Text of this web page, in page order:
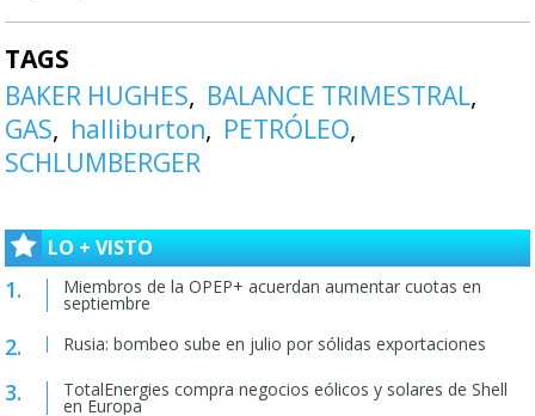
TAGS
BAKER HUGHES
BALANCE TRIMESTRAL
GAS
halliburton
PETRÓLEO
SCHLUMBERGER
LO + VISTO
Miembros de la OPEP+ acuerdan aumentar cuotas en
septiembre
Rusia: bombeo sube en julio por sólidas exportaciones
TotalEnergies compra negocios eólicos y solares de Shell
en Europa